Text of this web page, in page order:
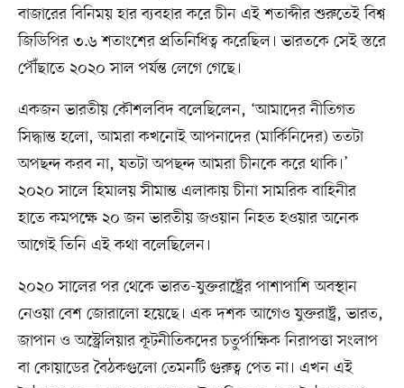
বাজারের বিনিময় হার ব্যবহার করে চীন এই শতাব্দীর শুরুতেই বিশ্ব
জিডিপির ৩.৬ শতাংশের প্রতিনিধিত্ব করেছিল। ভারতকে সেই স্তরে
পৌঁছাতে ২০২০ সাল পর্যন্ত লেগে গেছে।
একজন ভারতীয় কৌশলবিদ বলেছিলেন, ‘আমাদের নীতিগত
সিদ্ধান্ত হলো, আমরা কখনোই আপনাদের (মার্কিনিদের) ততটা
অপছন্দ করব না, যতটা অপছন্দ আমরা চীনকে করে থাকি।’
২০২০ সালে হিমালয় সীমান্ত এলাকায় চীনা সামরিক বাহিনীর
হাতে কমপক্ষে ২০ জন ভারতীয় জওয়ান নিহত হওয়ার অনেক
আগেই তিনি এই কথা বলেছিলেন।
২০২০ সালের পর থেকে ভারত-যুক্তরাষ্ট্রের পাশাপাশি অবস্থান
নেওয়া বেশ জোরালো হয়েছে। এক দশক আগেও যুক্তরাষ্ট্র, ভারত,
জাপান ও অস্ট্রেলিয়ার কূটনীতিকদের চতুর্পাক্ষিক নিরাপত্তা সংলাপ
বা কোয়াডের বৈঠকগুলো তেমনটি গুরুত্ব পেত না। এখন এই